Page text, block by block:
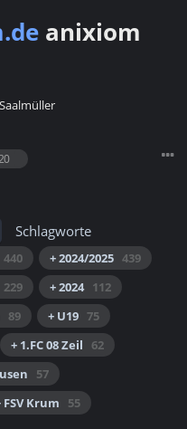
anixiom
Schlagworte
440 + 2024/2025 439
229 + 2024 112
89 + U19 75
+ 1.FC 08 Zeil
62
57
FSV Krum
55